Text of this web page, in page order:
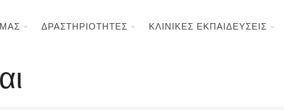
ΔΡΑΣΤΗΡΙΟΤΗΤΕΣ ΚΛΙΝΙΚΕΣ ΕΚΠΑΙΔΕΥΣΕΙΣ